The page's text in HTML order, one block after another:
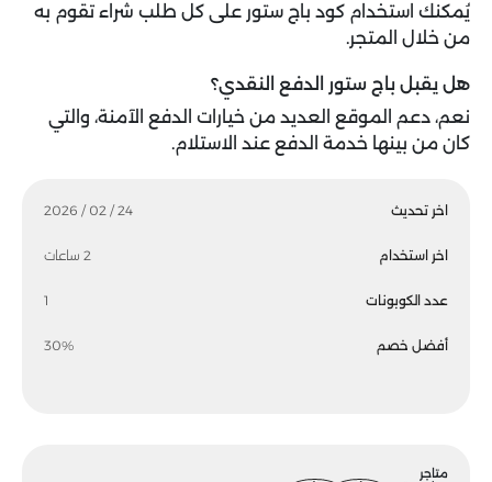
اخر تحديث 24 / 02 / 2026
اخر استخدام 2 ساعات
عدد الكوبونات 1
أفضل خصم 30%
متاجر
يُمكنك استخدام كود باج ستور على كل طلب شراء تقوم به
من خلال المتجر.
هل يقبل باج ستور الدفع النقدي؟
نعم، دعم الموقع العديد من خيارات الدفع الآمنة، والتي
كان من بينها خدمة الدفع عند الاستلام.